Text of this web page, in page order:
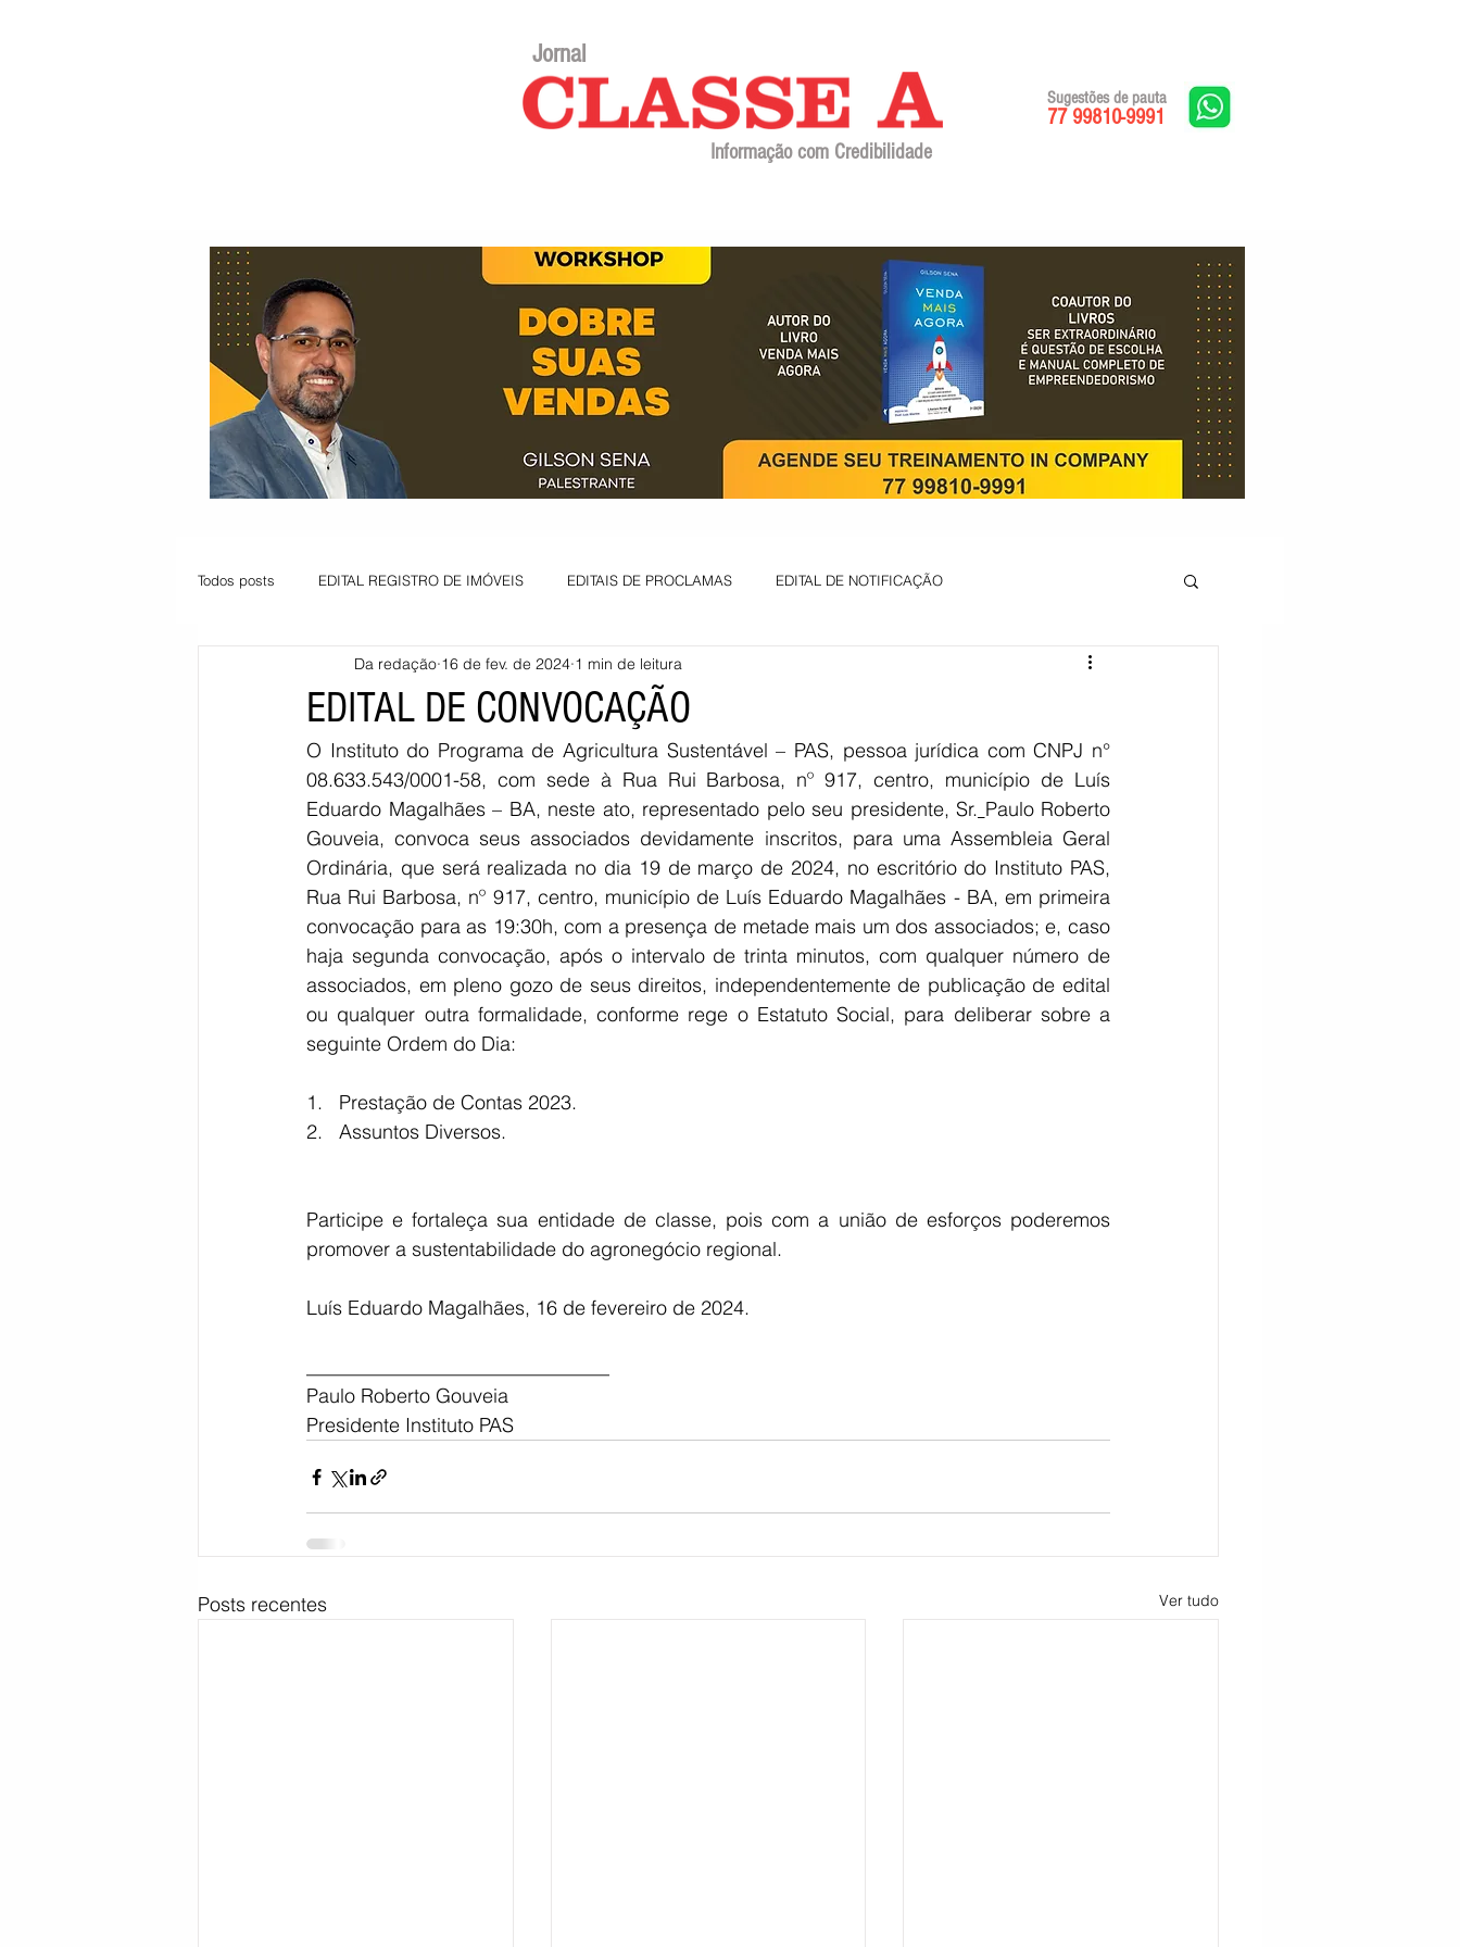
Jornal
77 99810-9991
Sugestões de pauta
Informação com Credibilidade
Todos posts EDITAL REGISTRO DE IMÓVEIS EDITAIS DE PROCLAMAS EDITAL DE NOTIFICAÇÃO
VAGA PARA JOVEM APRENDIZ EDITAL DE INTIMAÇÃO
Informe - Deputado Tito Balanço ambiental Informes - Deputado Tito ABANDONO DE EMPREGO Pedito de renovação
Pedido de renovação Vagas PCD LICENÇA DE OPERAÇÃO Edital - alteração de regime de ben LICENÇA AMBIENTAL
POLÍTICA AMBIENTAL PEDIDO DE LICENÇA DE IMPLANTAÇÃO LICITAÇÃO POLÍTICA LEM REGIÃO OESTE
EDUCAÇÃO SAÚDE AGRONEGÓCIO BRASIL CULTURA AVISO DE LICITAÇÃO
EDITAL DE CONVOCAÇÃO
Da redação 16 de fev. de 2024 1 min de leitura
O Instituto do Programa de Agricultura Sustentável – PAS, pessoa jurídica com CNPJ n°
08.633.543/0001-58, com sede à Rua Rui Barbosa, nº 917, centro, município de Luís
Eduardo Magalhães – BA, neste ato, representado pelo seu presidente, Sr. Paulo Roberto
Gouveia, convoca seus associados devidamente inscritos, para uma Assembleia Geral
Ordinária, que será realizada no dia 19 de março de 2024, no escritório do Instituto PAS,
Rua Rui Barbosa, nº 917, centro, município de Luís Eduardo Magalhães - BA, em primeira
convocação para as 19:30h, com a presença de metade mais um dos associados; e, caso
haja segunda convocação, após o intervalo de trinta minutos, com qualquer número de
associados, em pleno gozo de seus direitos, independentemente de publicação de edital
ou qualquer outra formalidade, conforme rege o Estatuto Social, para deliberar sobre a
seguinte Ordem do Dia:
1. Prestação de Contas 2023.
2. Assuntos Diversos.
Participe e fortaleça sua entidade de classe, pois com a união de esforços poderemos
promover a sustentabilidade do agronegócio regional.
Luís Eduardo Magalhães, 16 de fevereiro de 2024.
Paulo Roberto Gouveia
Presidente Instituto PAS
Posts recentes Ver tudo